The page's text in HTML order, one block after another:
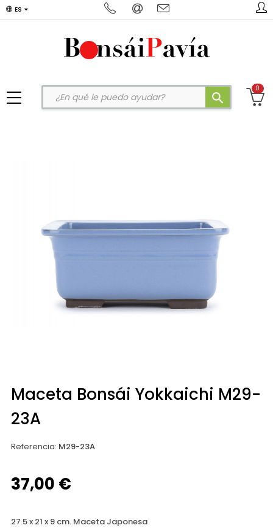
ES
search
0
Maceta Bonsái Yokkaichi M29-
23A
Referencia: M29-23A
37,00 €
27.5 x 21 x 9 cm. Maceta Japonesa